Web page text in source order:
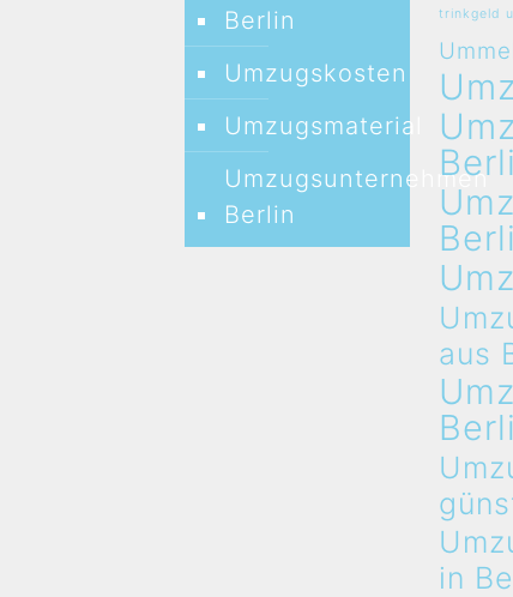
Berlin
Umzugskosten
Umzugsmaterial
Umzugsunternehmen
Berlin
trinkgeld
aus
in